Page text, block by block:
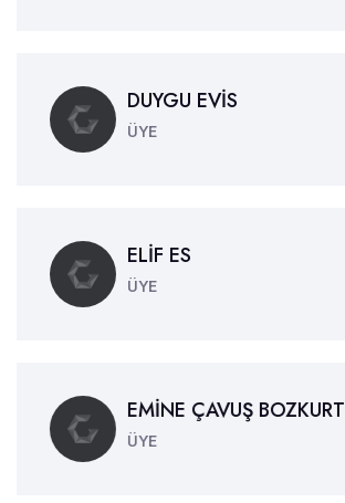
DUYGU EVİS
ÜYE
ELİF ES
ÜYE
EMİNE ÇAVUŞ BOZKURT
ÜYE